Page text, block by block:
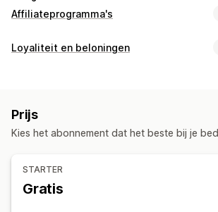
Affiliateprogramma's
Opties voor commissie
Gelaagde voordelen
Prestaties volgen
Automatische tracking
Loyaliteit en beloningen
Beloningen die je kunt aanbieden
Prijs
Kies het abonnement dat het beste bij je
STARTER
Gratis